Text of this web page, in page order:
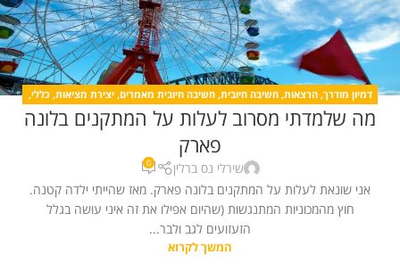
דמיון מודרך,הרצאות,חשיבה חיובית,חשיבה חיובית מאמרים,יצירת מציאות,כללי,
כללי,מדיטציה,מחשבה חיובית, קורסים
מה שלמדתי מסרוב לעלות על המתקנים בלונה
פארק
שירלי נס ברלין 0
אני שונאת לעלות על המתקנים בלונה פארק. מאז שהייתי ילדה קטנה.
חוץ מהמכוניות המתנגשות (שהיום אפילו את זה איני עושה בגלל
הזעזועים לגב ולבר...
המשך לקרוא